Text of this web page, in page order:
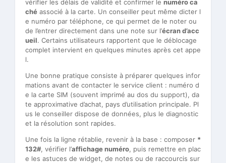
vérifier les délais de validité et confirmer le numéro ca
ché associé à la carte. Un conseiller peut même dicter l
e numéro par téléphone, ce qui permet de le noter ou
de l’entrer directement dans une note sur l’écran d’acc
ueil. Certains utilisateurs rapportent que le déblocage
complet intervient en quelques minutes après cet appe
l.
Une bonne pratique consiste à préparer quelques infor
mations avant de contacter le service client : numéro d
e la carte SIM (souvent imprimé au dos du support), da
te approximative d’achat, pays d’utilisation principale. Pl
us le conseiller dispose de données, plus le diagnostic
et la résolution sont rapides.
Une fois la ligne rétablie, revenir à la base : composer *
132#, vérifier l’affichage numéro, puis remettre en plac
e les astuces de widget, de notes ou de raccourcis sur